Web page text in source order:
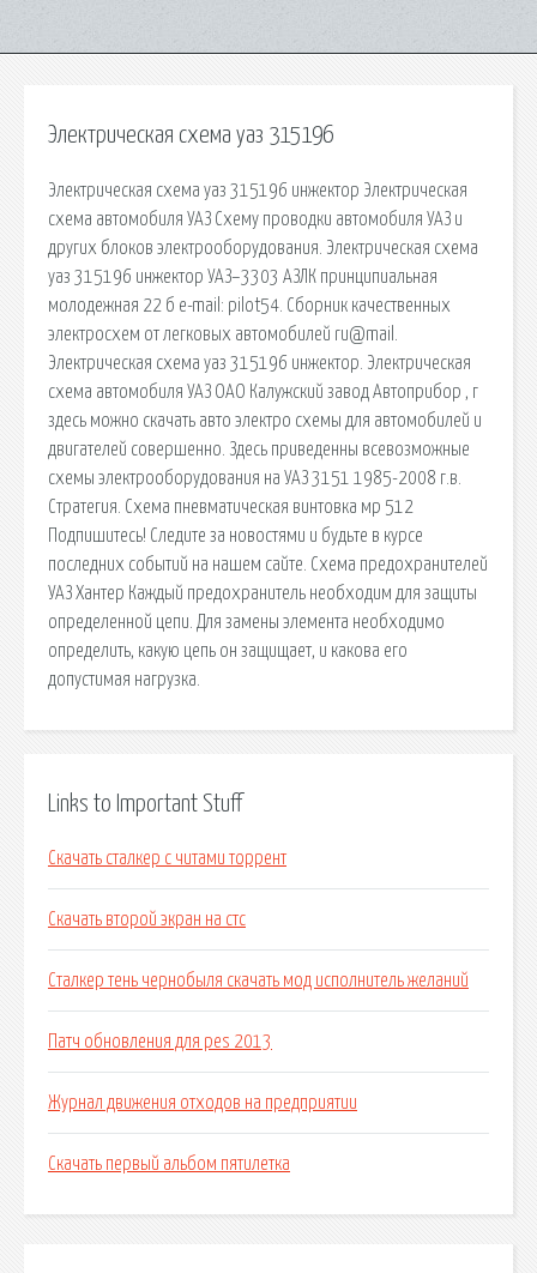
Электрическая схема уаз 315196
Электрическая схема уаз 315196 инжектор Электрическая
схема автомобиля УАЗ Схему проводки автомобиля УАЗ и
других блоков электрооборудования. Электрическая схема
уаз 315196 инжектор УАЗ–3303 АЗЛК принципиальная
молодежная 22 б e-mail: pilot54. Сборник качественных
электросхем от легковых автомобилей ru@mail.
Электрическая схема уаз 315196 инжектор. Электрическая
схема автомобиля УАЗ ОАО Калужский завод Автоприбор , г
здесь можно скачать авто электро схемы для автомобилей и
двигателей совершенно. Здесь приведенны всевозможные
схемы электрооборудования на УАЗ 3151 1985-2008 г.в.
Стратегия. Схема пневматическая винтовка мр 512
Подпишитесь! Следите за новостями и будьте в курсе
последних событий на нашем сайте. Схема предохранителей
УАЗ Хантер Каждый предохранитель необходим для защиты
определенной цепи. Для замены элемента необходимо
определить, какую цепь он защищает, и какова его
допустимая нагрузка.
Links to Important Stuff
Скачать сталкер с читами торрент
Скачать второй экран на стс
Сталкер тень чернобыля скачать мод исполнитель желаний
Патч обновления для pes 2013
Журнал движения отходов на предприятии
Скачать первый альбом пятилетка